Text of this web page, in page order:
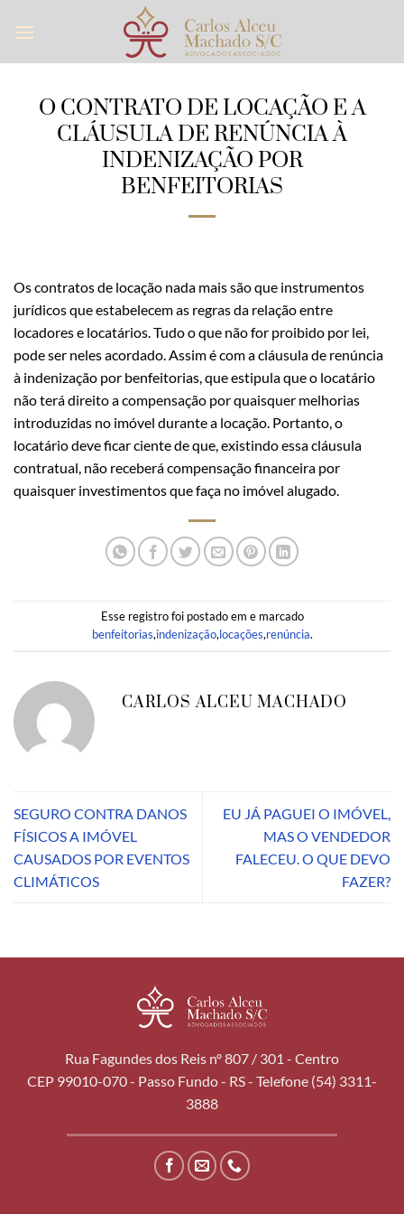
O CONTRATO DE LOCAÇÃO E A
CLÁUSULA DE RENÚNCIA À
INDENIZAÇÃO POR
BENFEITORIAS
Os contratos de locação nada mais são que instrumentos
jurídicos que estabelecem as regras da relação entre
locadores e locatários. Tudo o que não for proibido por lei,
pode ser neles acordado. Assim é com a cláusula de renúncia
à indenização por benfeitorias, que estipula que o locatário
não terá direito a compensação por quaisquer melhorias
introduzidas no imóvel durante a locação. Portanto, o
locatário deve ficar ciente de que, existindo essa cláusula
contratual, não receberá compensação financeira por
quaisquer investimentos que faça no imóvel alugado.
Esse registro foi postado em e marcado
benfeitorias,indenização,locações,renúncia.
CARLOS ALCEU MACHADO
SEGURO CONTRA DANOS
FÍSICOS A IMÓVEL
CAUSADOS POR EVENTOS
CLIMÁTICOS
EU JÁ PAGUEI O IMÓVEL,
MAS O VENDEDOR
FALECEU. O QUE DEVO
FAZER?
Rua Fagundes dos Reis nº 807 / 301 - Centro
CEP 99010-070 - Passo Fundo - RS - Telefone (54) 3311-
3888